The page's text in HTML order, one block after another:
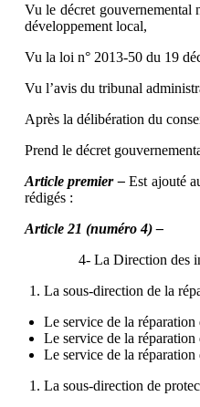
Vu le décret gouvernemental
développement local,
Vu la loi n° 2013-50 du 19
Vu l’avis du tribunal
Après la délibération du
Prend le décret
Article premier –Est ajouté
rédigés :
Article 21 (numéro 4) –
4- La Direction des
La sous-direction de la
Le service de la réparation
Le service de la réparation
Le service de la
La sous-direction de